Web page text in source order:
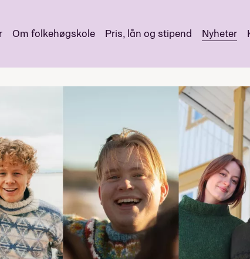
Om folkehøgskole Pris, lån og stipend Nyheter